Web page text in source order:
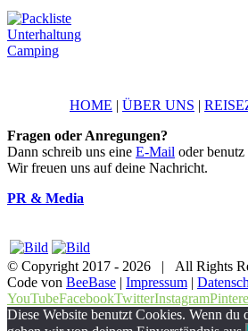
HOME | ÜBER UNS |
Fragen oder Anregungen?
Dann schreib uns eine E-Mail oder benutz
Wir freuen uns auf deine Nachricht.
PR & Media
© Copyright 2017 - 2026 | All Rights
Code von BeeBase | Impressum |
YouTubeFacebookTwitterInstagram
Diese Website benutzt Cookies. Wenn du